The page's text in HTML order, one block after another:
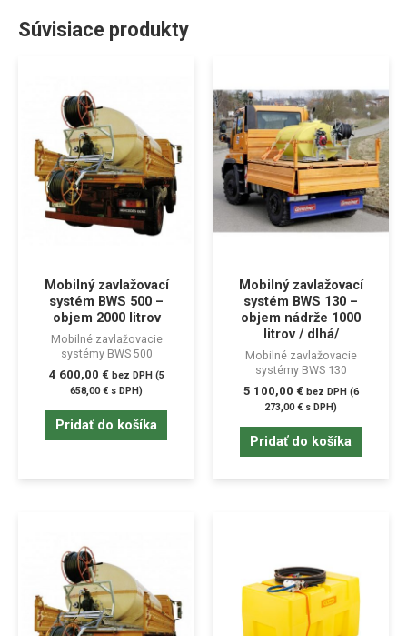
Súvisiace produkty
Mobilný zavlažovací
systém BWS 500 –
objem 2000 litrov
Mobilné zavlažovacie
systémy BWS 500
4 600,00 € bez DPH (5
658,00€ s DPH)
Pridať do košíka
Mobilný zavlažovací
systém BWS 130 –
objem nádrže 1000
litrov / dlhá/
Mobilné zavlažovacie
systémy BWS 130
5 100,00 € bez DPH (6
273,00€ s DPH)
Pridať do košíka